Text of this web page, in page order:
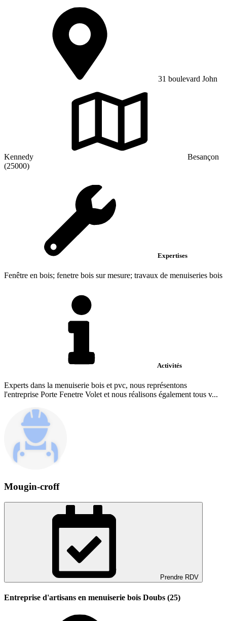
31 boulevard John
Kennedy
Besançon
(25000)
Expertises
Fenêtre en bois; fenetre bois sur mesure; travaux de menuiseries bois
Activités
Experts dans la menuiserie bois et pvc, nous représentons
l'entreprise Porte Fenetre Volet et nous réalisons également tous v...
Mougin-croff
Prendre RDV
Entreprise d'artisans en menuiserie bois Doubs (25)